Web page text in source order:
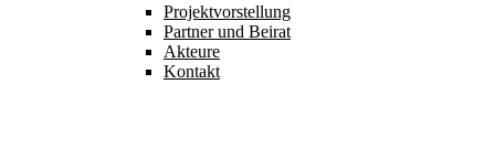
Projektvorstellung
Partner und Beirat
Akteure
Kontakt